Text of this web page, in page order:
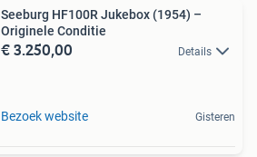
Seeburg HF100R Jukebox (1954) –
Originele Conditie
€ 3.250,00 Details
Bezoek website Gisteren